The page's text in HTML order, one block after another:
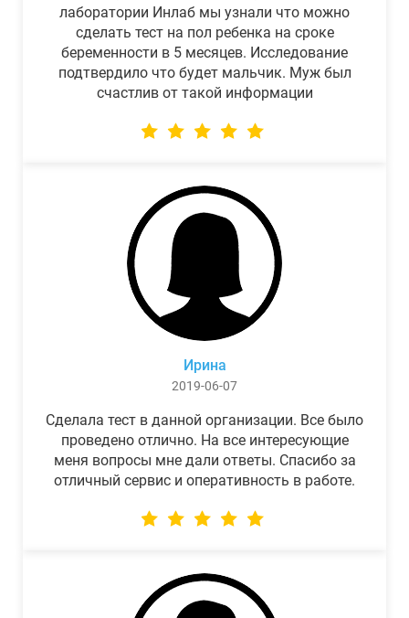
лаборатории Инлаб мы узнали что можно
сделать тест на пол ребенка на сроке
беременности в 5 месяцев. Исследование
подтвердило что будет мальчик. Муж был
счастлив от такой информации
Ирина
2019-06-07
Сделала тест в данной организации. Все было
проведено отлично. На все интересующие
меня вопросы мне дали ответы. Спасибо за
отличный сервис и оперативность в работе.